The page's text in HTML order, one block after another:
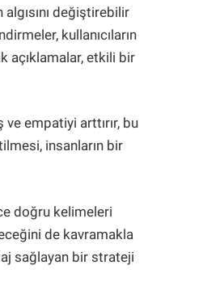
değiştirebilir
kullanıcıların
açıklamalar, etkili bir
empatiyi arttırır, bu
insanların bir
doğru kelimeleri
de kavramakla
sağlayan bir strateji